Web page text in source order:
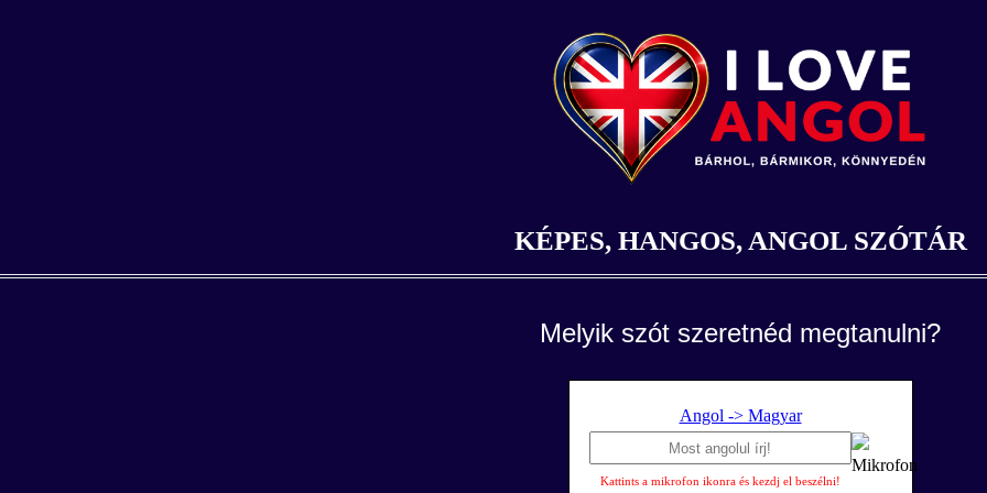
KÉPES, HANGOS, ANGOL SZÓTÁR
Melyik szót szeretnéd megtanulni?
Angol -> Magyar
Kattints a mikrofon ikonra és kezdj el beszélni!